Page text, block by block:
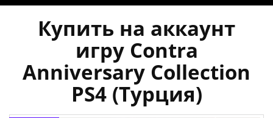
Купить на аккаунт
игру Contra
Anniversary Collection
PS4 (Турция)